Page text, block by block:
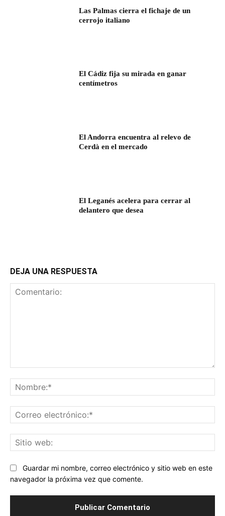
Las Palmas cierra el fichaje de un
cerrojo italiano
El Cádiz fija su mirada en ganar
centímetros
El Andorra encuentra al relevo de
Cerdà en el mercado
El Leganés acelera para cerrar al
delantero que desea
DEJA UNA RESPUESTA
Guardar mi nombre, correo electrónico y sitio web en este
navegador la próxima vez que comente.